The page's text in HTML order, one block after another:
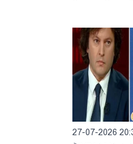
27-07-2026